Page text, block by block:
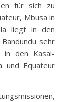
für sich zu
Mbusa in
liegt in den
sehr
in den Kasai-
und Equateur